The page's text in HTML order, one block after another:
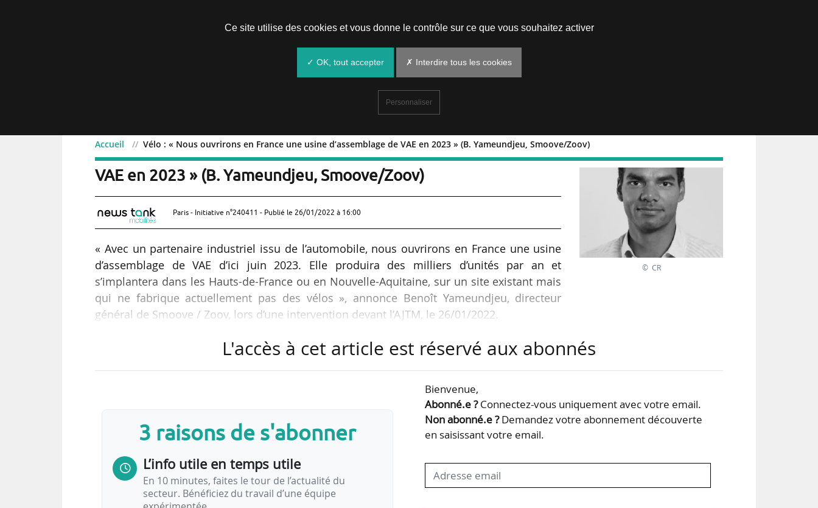
Accueil Vélo : « Nous ouvrirons en France une usine d’assemblage de VAE en 2023 » (B. Yameundjeu, Smoove/Zoov)
Vélo : « Nous ouvrirons en France une usine d’assemblage de
VAE en 2023 » (B. Yameundjeu, Smoove/Zoov)
Paris - Initiative n°240411 - Publié le 26/01/2022 à 16:00
« Avec un partenaire industriel issu de l’automobile, nous ouvrirons en France une usine
d’assemblage de VAE d’ici juin 2023. Elle produira des milliers d’unités par an et
s’implantera dans les Hauts-de-France ou en Nouvelle-Aquitaine, sur un site existant mais
qui ne fabrique actuellement pas des vélos », annonce Benoît Yameundjeu, directeur
général de Smoove / Zoov, lors d’une intervention devant l’AJTM, le 26/01/2022.
Dans la continuité du rapprochement entamé en mars 2021, les deux opérateurs de VLS
a été ralentie en 2020-2021. L’équipe désormais commune d’ingénieurs R&D constitue les
© CR
L'accès à cet article est réservé aux abonnés
3 raisons de s'abonner
L’info utile en temps utile
En 10 minutes, faites le tour de l’actualité du
secteur. Bénéficiez du travail d’une équipe
Bienvenue,
Abonné.e ?Connectez-vous uniquement avec votre email.
Non abonné.e ?Demandez votre abonnement découverte
en saisissant votre email.
Ce site utilise des cookies et vous donne le contrôle sur ce que vous souhaitez activer
✓ OK, tout accepter ✗ Interdire tous les cookies
Personnaliser